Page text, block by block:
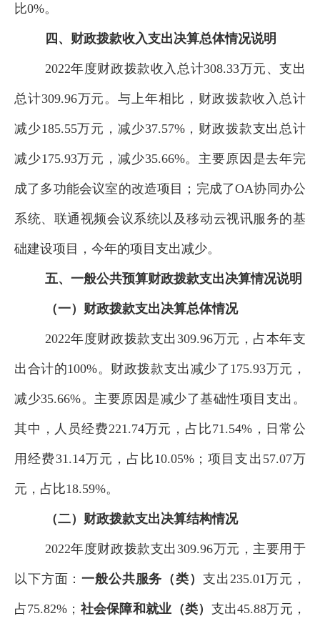
比0%。
四、财政拨款收入支出决算总体情况说明
2022年度财政拨款收入 总计308.33万元、支出
总计309.96万元。与 上年相比，财政拨款收入总计
减少185.55万元， 减少37.57%，财政拨款支出总计
减少175.93万元， 减少35.66%。 主要原因是去年完
成了多功能会议室的改造项目；完成了OA协同办公
系统、联通视频会议系统以及移动云视讯服务的基
础建设项目，今年的项目支出减少。
五、一般公共预算财政拨款支出决算情况说明
（一）财政拨款支出决算总体情况
2022年度财政拨款支出309.96万元，占本年支
出合计的100%。财政拨款支出减少了175.93万元，
减少35.66%。主要原因是减少了基础性项目支出。
其中，人员经费221.74万元，占比71.54%，日常公
用经费31.14万元，占比10.05%；项目支出 57.07万
元，占比18.59%。
（二）财政拨款支出决算结构情况
2022年度财政拨款支出309.96万元 ，主要用于
以下方面：一般公共服务（类） 支出 235.01万元 ，
占75.82%； 社会保障和就业（类） 支出45.88万元 ，